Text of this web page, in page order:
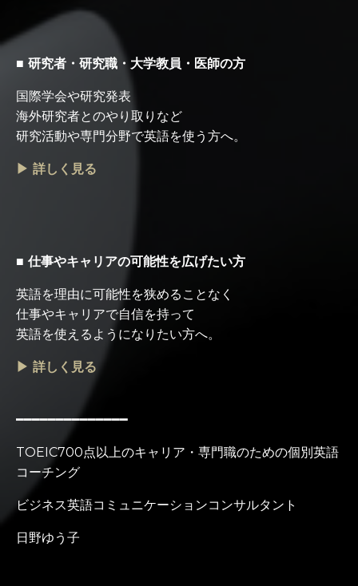
■ 研究者・研究職・大学教員・医師の方
国際学会や研究発表
海外研究者とのやり取りなど
研究活動や専門分野で英語を使う方へ。
▶ 詳しく見る
■ 仕事やキャリアの可能性を広げたい方
英語を理由に可能性を狭めることなく
仕事やキャリアで自信を持って
英語を使えるようになりたい方へ。
▶ 詳しく見る
━━━━━━━━━━━━━━
TOEIC700点以上のキャリア・専門職のための個別英語
コーチング
ビジネス英語コミュニケーションコンサルタント
日野ゆう子